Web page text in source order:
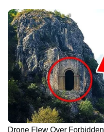
LATEST VIDEOS